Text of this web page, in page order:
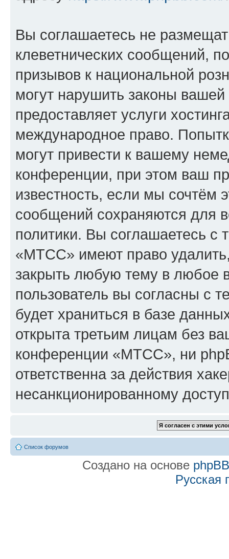
Вы соглашаетесь не
клеветнических сообщений,
призывов к национальной
могут нарушить законы
предоставляет услуги
международное право.
могут привести к вашему
конференции, при этом ваш
известность, если мы сочтём
сообщений сохраняются для
политики. Вы соглашаетесь
«МТСС» имеют право удалить,
закрыть любую тему в любое
пользователь вы согласны с
будет храниться в базе
открыта третьим лицам без
конференции «МТСС», ни
ответственна за действия
несанкционированному
Список форумов
Создано на основе phpBB
Русская